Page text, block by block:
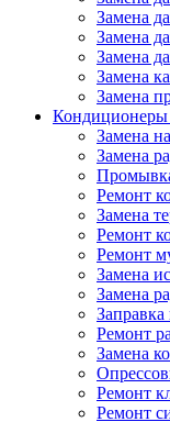
Замена
Замена
Замена
Замена
Замена
Кондиционеры
Замена
Замена
Ремонт
Замена
Ремонт
Ремонт
Замена
Замена
Ремонт
Замена
Ремонт
Ремонт